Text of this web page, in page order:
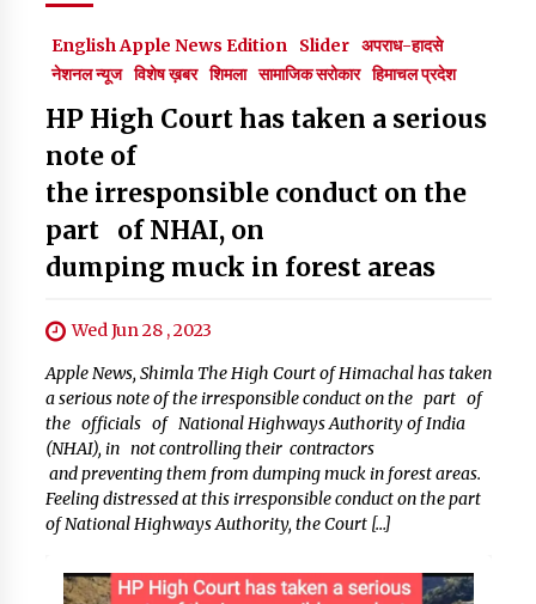
English Apple News Edition Slider अपराध-हादसे
नेशनल न्यूज विशेष ख़बर शिमला सामाजिक सरोकार हिमाचल प्रदेश
HP High Court has taken a serious
note of
the irresponsible conduct on the
part of NHAI, on
dumping muck in forest areas
Wed Jun 28 , 2023
Apple News, Shimla The High Court of Himachal has taken
a serious note of the irresponsible conduct on the part of
the officials of National Highways Authority of India
(NHAI), in not controlling their contractors
and preventing them from dumping muck in forest areas.
Feeling distressed at this irresponsible conduct on the part
of National Highways Authority, the Court […]